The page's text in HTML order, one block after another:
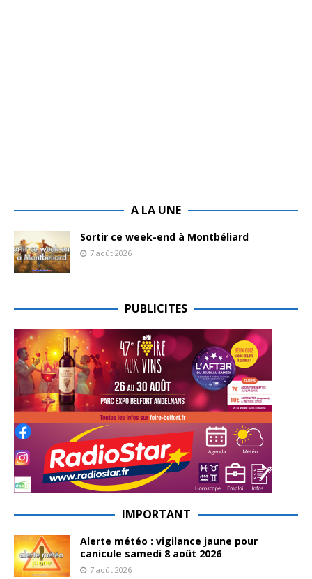
A LA UNE
Sortir ce week-end à Montbéliard
7 août 2026
PUBLICITES
IMPORTANT
Alerte météo : vigilance jaune pour
canicule samedi 8 août 2026
7 août 2026